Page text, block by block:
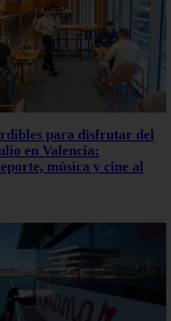
para disfrutar del
en Valencia:
música y cine al